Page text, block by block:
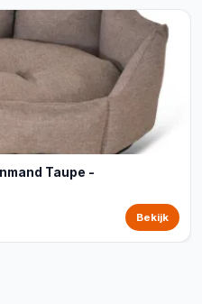
Taupe -
Bekijk